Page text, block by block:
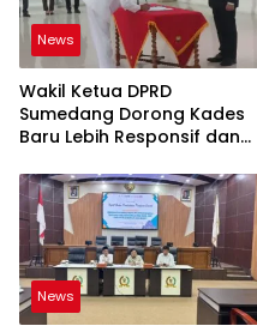
News
Wakil Ketua DPRD
Sumedang Dorong Kades
Baru Lebih Responsif dan
News